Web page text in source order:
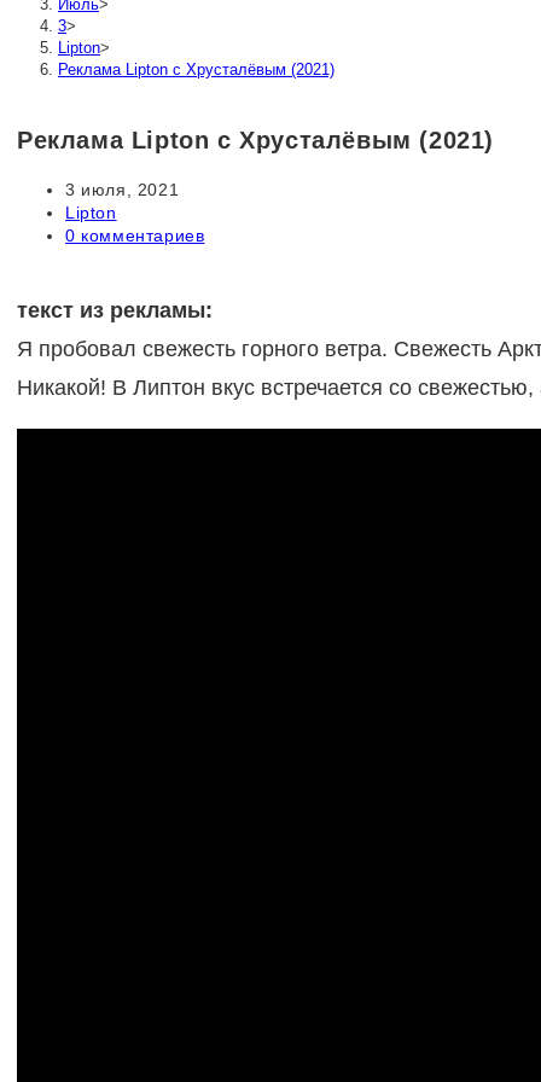
Июль>
3>
Lipton>
Реклама Lipton с Хрусталёвым (2021)
Реклама Lipton с Хрусталёвым (2021)
Запись
опубликована:
3 июля, 2021
Рубрика
записи:
Lipton
Комментарии
0 комментариев
текст из рекламы:
Я пробовал свежесть горного ветра. Свежесть
Никакой! В Липтон вкус встречается со